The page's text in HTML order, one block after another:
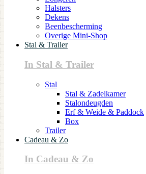
Halsters
Dekens
Beenbescherming
Overige Mini-Shop
Stal & Trailer
In Stal & Trailer
Stal
Stal & Zadelkamer
Stalondeugden
Erf & Weide & Paddock
Box
Trailer
Cadeau & Zo
In Cadeau & Zo